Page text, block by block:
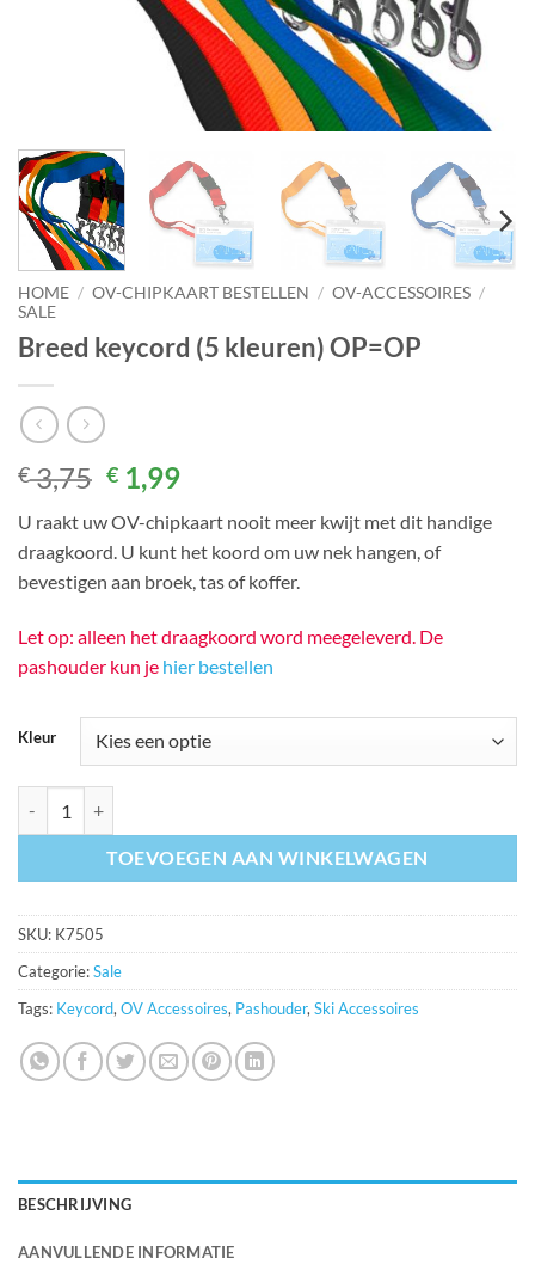
HOME / OV-CHIPKAART BESTELLEN / OV-ACCESSOIRES /
SALE
Breed keycord (5 kleuren) OP=OP
€3,75 Oorspronkelijke
prijs
was:
€ 3,75.
€ 1,99Huidige
is:
€ 1,99.
U raakt uw OV-chipkaart nooit meer kwijt met dit handige
draagkoord. U kunt het koord om uw nek hangen, of
bevestigen aan broek, tas of koffer.
Let op: alleen het draagkoord word meegeleverd. De
pashouder kun je hier bestellen
Kleur
TOEVOEGEN AAN WINKELWAGEN
SKU: K7505
Categorie:Sale
Tags: Keycord,OV Accessoires, Pashouder,Ski Accessoires
BESCHRIJVING
AANVULLENDE INFORMATIE